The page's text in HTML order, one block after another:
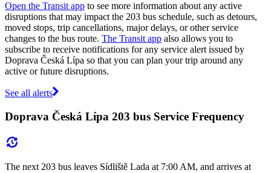
Open the Transit app to see more information about any active
disruptions that may impact the 203 bus schedule, such as detours,
moved stops, trip cancellations, major delays, or other service
changes to the bus route. The Transit app also allows you to
subscribe to receive notifications for any service alert issued by
Doprava Česká Lípa so that you can plan your trip around any
active or future disruptions.
See all alerts
Doprava Česká Lípa 203 bus Service Frequency
The next 203 bus leaves Sídliště Lada at 7:00 AM, and arrives at